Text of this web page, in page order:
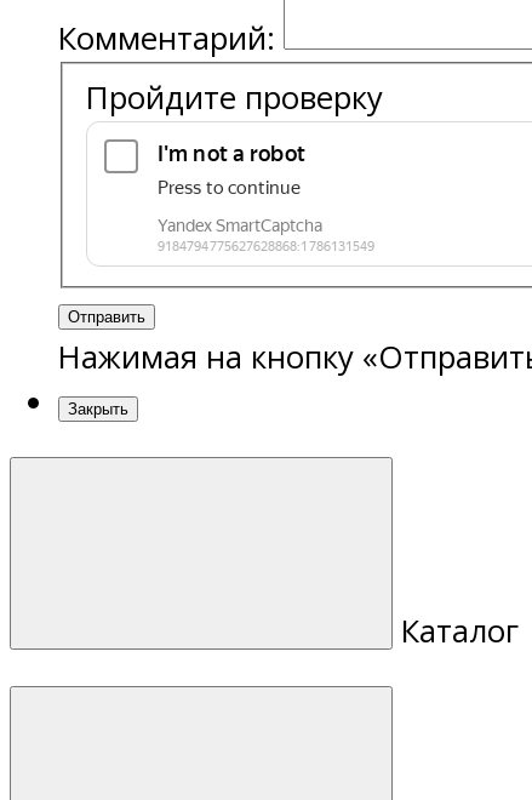
Комментарий:
Пройдите проверку
Отправить
Нажимая на кнопку
Закрыть
Каталог